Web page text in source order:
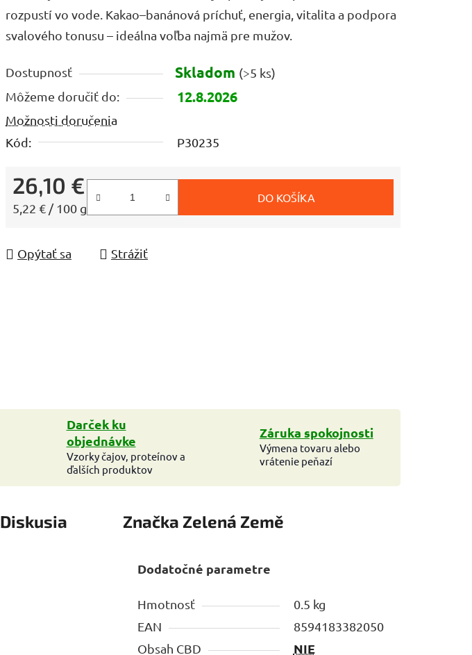
5,0
z
hviezdičiek.
rozpustí vo vode. Kakao–banánová príchuť, energia, vitalita a podpora
svalového tonusu – ideálna voľba najmä pre mužov.
Dostupnosť Skladom (>5 ks)
Môžeme doručiť do:
12.8.2026
Možnosti doručenia
Kód:
P30235
26,10 €
Jednotková cena:
5,22 € / 100 g
DO KOŠÍKA
Opýtať sa Strážiť
Darček ku
objednávke
Vzorky čajov, proteínov a
ďalších produktov
Záruka spokojnosti
Výmena tovaru alebo
vrátenie peňazí
Diskusia Značka Zelená Země
Dodatočné parametre
Hmotnosť
0.5 kg
EAN
8594183382050
Obsah CBD
NIE